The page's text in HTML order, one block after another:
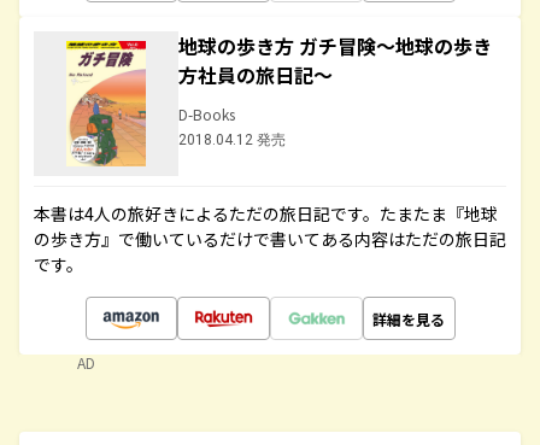
地球の歩き方 ガチ冒険～地球の歩き
方社員の旅日記～
D-Books
2018.04.12 発売
本書は4人の旅好きによるただの旅日記です。たまたま『地球
の歩き方』で働いているだけで書いてある内容はただの旅日記
です。
詳細を見る
AD